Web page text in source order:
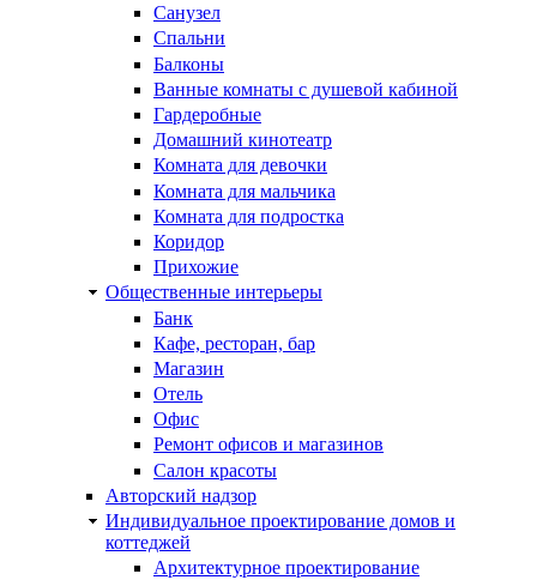
Санузел
Спальни
Балконы
Ванные комнаты с душевой кабиной
Гардеробные
Домашний кинотеатр
Комната для девочки
Комната для мальчика
Комната для подростка
Коридор
Прихожие
Общественные интерьеры
Банк
Кафе, ресторан, бар
Магазин
Отель
Офис
Ремонт офисов и магазинов
Салон красоты
Авторский надзор
Индивидуальное проектирование домов и
коттеджей
Архитектурное проектирование